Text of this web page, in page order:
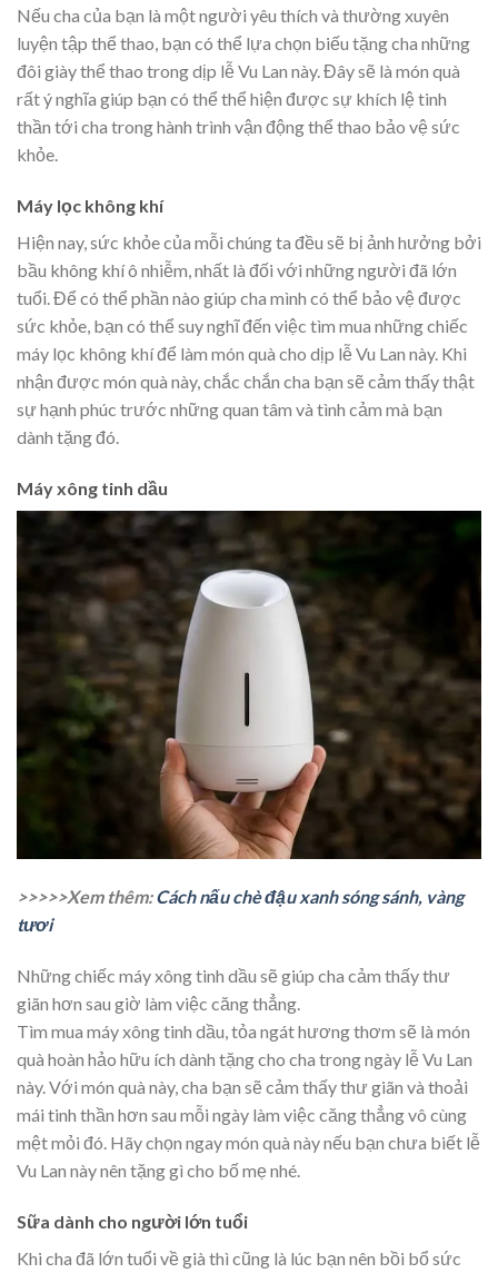
Nếu cha của bạn là một người yêu thích và thường xuyên
luyện tập thể thao, bạn có thể lựa chọn biếu tặng cha những
đôi giày thể thao trong dịp lễ Vu Lan này. Đây sẽ là món quà
rất ý nghĩa giúp bạn có thể thể hiện được sự khích lệ tinh
thần tới cha trong hành trình vận động thể thao bảo vệ sức
khỏe.
Máy lọc không khí
Hiện nay, sức khỏe của mỗi chúng ta đều sẽ bị ảnh hưởng bởi
bầu không khí ô nhiễm, nhất là đối với những người đã lớn
tuổi. Để có thể phần nào giúp cha mình có thể bảo vệ được
sức khỏe, bạn có thể suy nghĩ đến việc tìm mua những chiếc
máy lọc không khí để làm món quà cho dịp lễ Vu Lan này. Khi
nhận được món quà này, chắc chắn cha bạn sẽ cảm thấy thật
sự hạnh phúc trước những quan tâm và tình cảm mà bạn
dành tặng đó.
Máy xông tinh dầu
>>>>>Xem thêm:Cách nấu chè đậu xanh sóng sánh, vàng
tươi
Những chiếc máy xông tinh dầu sẽ giúp cha cảm thấy thư
giãn hơn sau giờ làm việc căng thẳng.
Tìm mua máy xông tinh dầu, tỏa ngát hương thơm sẽ là món
quà hoàn hảo hữu ích dành tặng cho cha trong ngày lễ Vu Lan
này. Với món quà này, cha bạn sẽ cảm thấy thư giãn và thoải
mái tinh thần hơn sau mỗi ngày làm việc căng thẳng vô cùng
mệt mỏi đó. Hãy chọn ngay món quà này nếu bạn chưa biết lễ
Vu Lan này nên tặng gì cho bố mẹ nhé.
Sữa dành cho người lớn tuổi
Khi cha đã lớn tuổi về già thì cũng là lúc bạn nên bồi bổ sức